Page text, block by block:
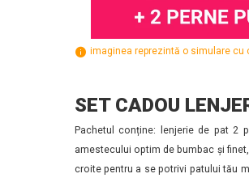
imaginea reprezintă o simulare cu
SET CADOU
Pachetul conține: lenjerie de pat 2
amestecului optim de bumbac și
croite pentru a se potrivi patului tău